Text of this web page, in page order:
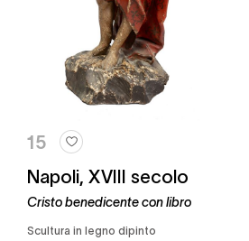
15
Napoli, XVIII secolo
Cristo benedicente con libro
Scultura in legno dipinto